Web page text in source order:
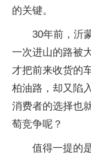
的关键。
30年前，沂
一次进山的路被
才把前来收货的
柏油路，却又陷
消费者的选择也
萄竞争呢？
值得一提的